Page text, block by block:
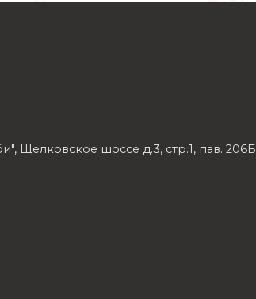
Щелковское шоссе д.3, стр.1, пав. 206Б